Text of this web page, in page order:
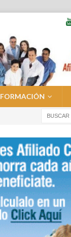
FORMACIÓN